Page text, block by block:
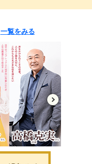
一覧をみる